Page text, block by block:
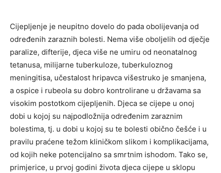
Cijepljenje je neupitno dovelo do pada obolijevanja od
određenih zaraznih bolesti. Nema više oboljelih od dječje
paralize, difterije, djeca više ne umiru od neonatalnog
tetanusa, milijarne tuberkuloze, tuberkuloznog
meningitisa, učestalost hripavca višestruko je smanjena,
a ospice i rubeola su dobro kontrolirane u državama sa
visokim postotkom cijepljenih. Djeca se cijepe u onoj
dobi u kojoj su najpodložnija određenim zaraznim
bolestima, tj. u dobi u kojoj su te bolesti obično češće i u
pravilu praćene težom kliničkom slikom i komplikacijama,
od kojih neke potencijalno sa smrtnim ishodom. Tako se,
primjerice, u prvoj godini života djeca cijepe u sklopu